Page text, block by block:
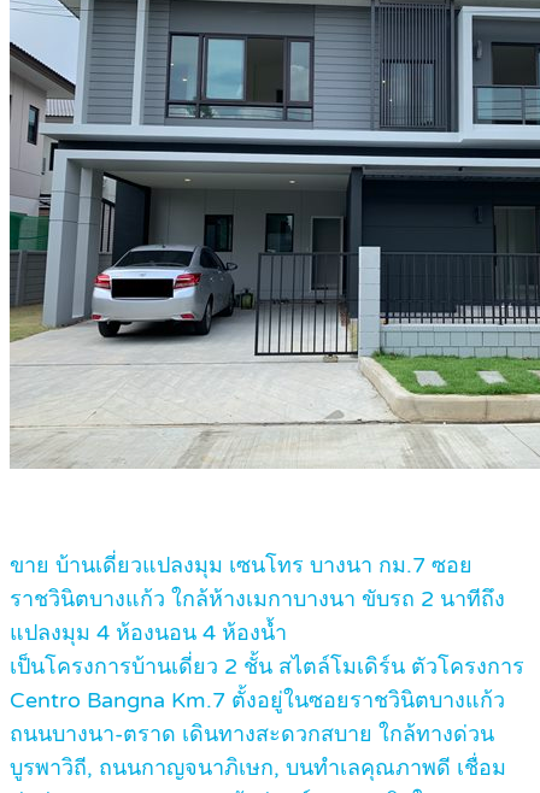
ขาย บ้านเดี่ยวแปลงมุม เซนโทร บางนา กม.7 ซอย
ราชวินิตบางแก้ว ใกล้ห้างเมกาบางนา ขับรถ 2 นาทีถึง
แปลงมุม 4 ห้องนอน 4 ห้องน้ำ
เป็นโครงการบ้านเดี่ยว 2 ชั้น สไตล์โมเดิร์น ตัวโครงการ
Centro Bangna Km.7 ตั้งอยู่ในซอยราชวินิตบางแก้ว
ถนนบางนา-ตราด เดินทางสะดวกสบาย ใกล้ทางด่วน
บูรพาวิถี, ถนนกาญจนาภิเษก, บนทำเลคุณภาพดี เชื่อม